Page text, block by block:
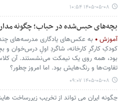
۱۴۰۵-۰۵-۰۸ ۱۰:۵۴
بچه‌های حبس‌شده در حباب؛ چگونه
آموزش
به عکس‌های یادگاری مدرسه‌های
کودکِ کارگرِ کارخانه، شاگردِ اولِ درس‌خوان
بود، همه روی یک نیمکت می‌نشستند. آن
تفاوت‌ها و رنگ‌هایش بود. اما امروز چطور؟
۱۴۰۵-۰۵-۰۸ ۰۹:۰۷
چگونه ایران می تواند از تخریب زیررساخت